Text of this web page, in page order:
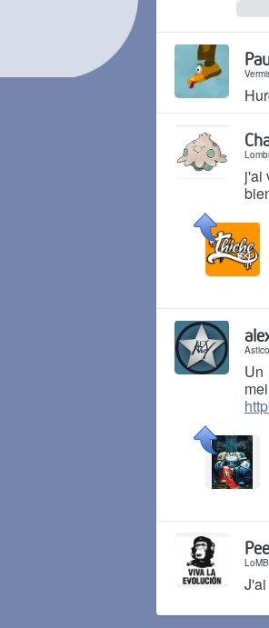
j'ai
Il y a 4 ans
Il y a 4 ans